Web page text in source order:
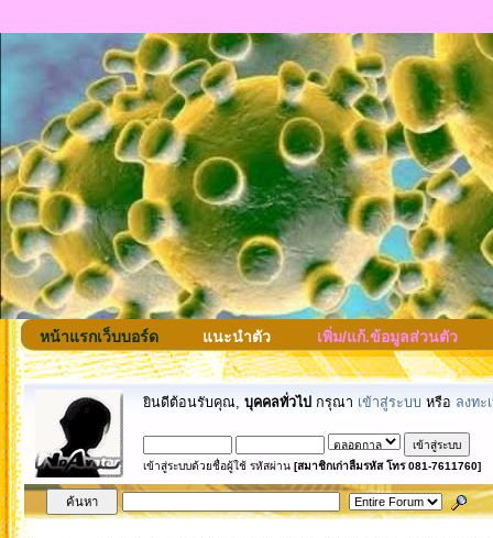
หน้าแรกเว็บบอร์ด แนะนำตัว เพิ่ม/แก้.ข้อมูลส่วนตัว
ยินดีต้อนรับคุณ, บุคคลทั่วไป กรุณา เข้าสู่ระบบ หรือ ลงทะ
เข้าสู่ระบบด้วยชื่อผู้ใช้ รหัสผ่าน [สมาชิกเก่าลืมรหัส โทร 081-7611760]